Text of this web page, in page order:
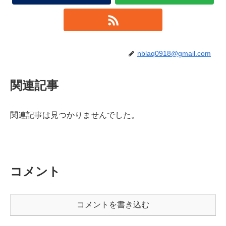
nblaq0918@gmail.com
関連記事
関連記事は見つかりませんでした。
コメント
コメントを書き込む